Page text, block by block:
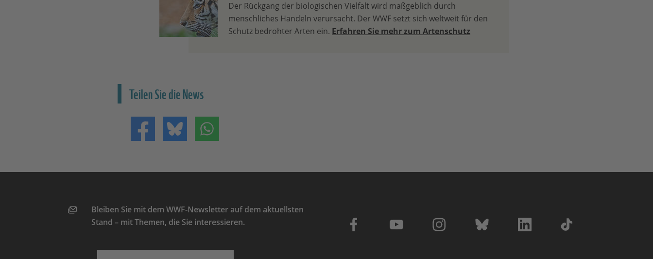
Der Rückgang der biologischen Vielfalt wird maßgeblich durch
menschliches Handeln verursacht. Der WWF setzt sich weltweit für den
Schutz bedrohter Arten ein. Erfahren Sie mehr zum Artenschutz
Teilen Sie die News
Teilen auf FacebookTeilen auf Bluesky
Bleiben Sie mit dem WWF-Newsletter auf dem aktuellsten
Stand – mit Themen, die Sie interessieren.